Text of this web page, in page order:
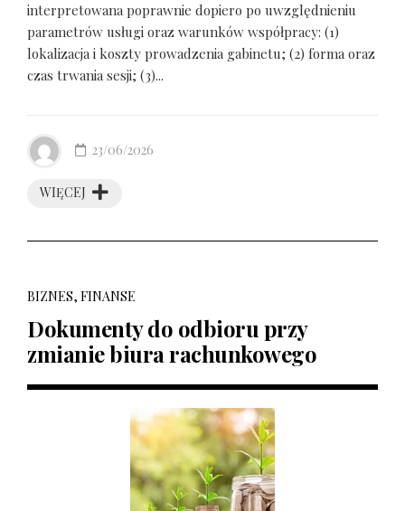
interpretowana poprawnie dopiero po uwzględnieniu
parametrów usługi oraz warunków współpracy: (1)
lokalizacja i koszty prowadzenia gabinetu; (2) forma oraz
czas trwania sesji; (3)...
WIĘCEJ
23/06/2026
BIZNES, FINANSE
Dokumenty do odbioru przy
zmianie biura rachunkowego